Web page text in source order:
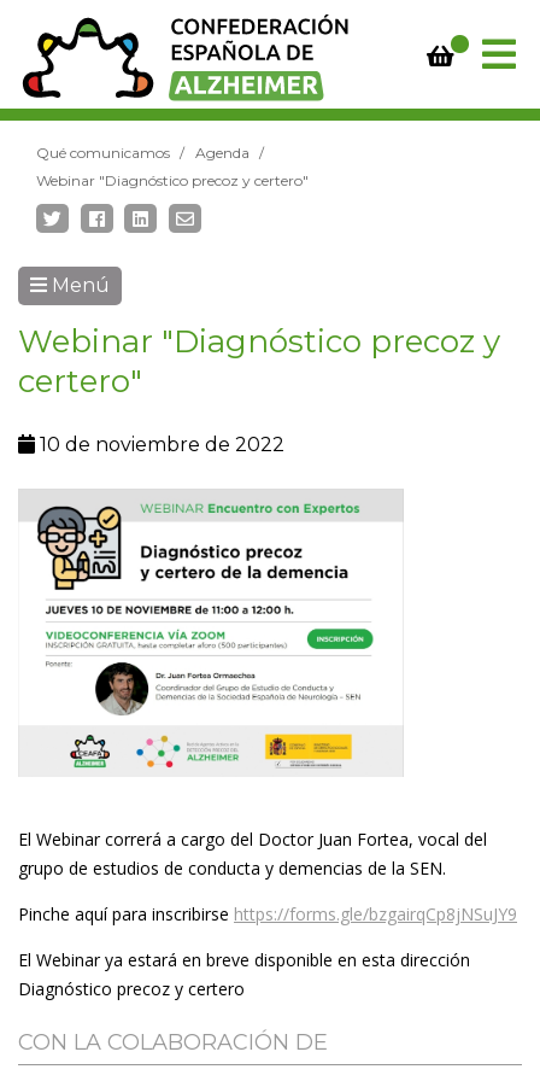
Qué comunicamos
Agenda
Webinar "Diagnóstico precoz y certero"
Menú
Webinar "Diagnóstico precoz y
certero"
10 de noviembre de 2022
El Webinar correrá a cargo del Doctor Juan Fortea, vocal del
grupo de estudios de conducta y demencias de la SEN.
Pinche aquí para inscribirse https://forms.gle/bzgairqCp8jNSuJY9
El Webinar ya estará en breve disponible en esta dirección
Diagnóstico precoz y certero
CON LA COLABORACIÓN DE